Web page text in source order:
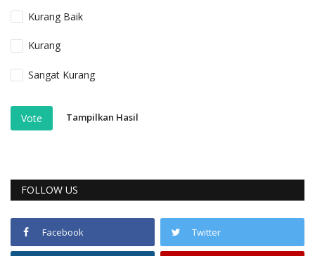
Kurang Baik
Kurang
Sangat Kurang
Vote Tampilkan Hasil
FOLLOW US
Facebook Twitter